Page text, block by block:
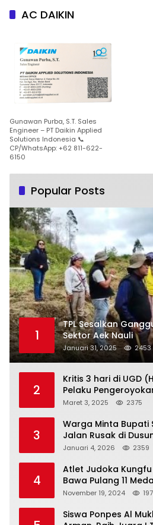
AC DAIKIN
Gunawan Purba, S.T. Sales
Engineer – PT Daikin Applied
Solutions Indonesia 📞
CP/WhatsApp: +62 811-622-
6150
Popular Posts
1
TPL Sesalkan
Sektor Aek Nauli
Januari 31, 2025 2453
2
Kritis 3 hari di UGD
Pelaku
Melenggang Bebas,
Tanjungpinang
Maret 3, 2025 2375
3
Warga Minta Bupati
Jalan Rusak di
Serdang Bedagai
Januari 4, 2026 2359
4
Atlet Judoka
Bawa Pulang 11
Emas dan 8
November 19, 2024
Siswa Ponpes Al